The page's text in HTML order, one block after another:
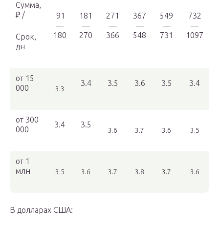
Сумма,
₽ /
Срок,
дн
91
—
180
181
—
270
271
—
366
367
—
548
549
—
731
732
—
1097
от 15
000
3.3
3.4 3.5 3.6 3.5 3.4
от 300
000
3.4 3.5
3.6 3.7 3.6 3.5
от 1
млн
3.5 3.6 3.7 3.8 3.7 3.6
В долларах США: